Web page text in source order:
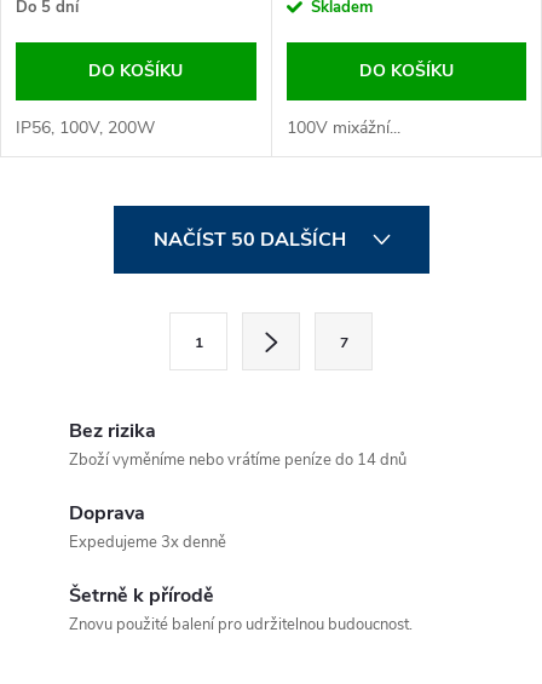
Do 5 dní
DO KOŠÍKU
IP56, 100V, 200W
Skladem
DO KOŠÍKU
100V mixážní...
NAČÍST 50 DALŠÍCH
1 7
Bez rizika
Zboží vyměníme nebo vrátíme peníze do 14 dnů
Doprava
Expedujeme 3x denně
Šetrně k přírodě
Znovu použité balení pro udržitelnou budoucnost.